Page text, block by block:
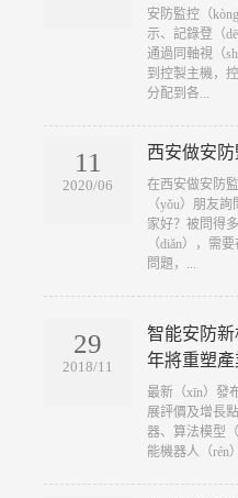
安防監控（
示、記錄登（
通過同軸視（
到控製主機，
分配到各...
11
2020/06
西安做安防
在西安做安防
（yǒu）朋友
家好？被問得
（diǎn），需
問題，...
29
2018/11
智能安防
年將重塑產
最新（xīn）發
展評價及增長
器、算法模型
能機器人（rén